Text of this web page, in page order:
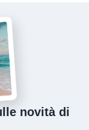
novità di